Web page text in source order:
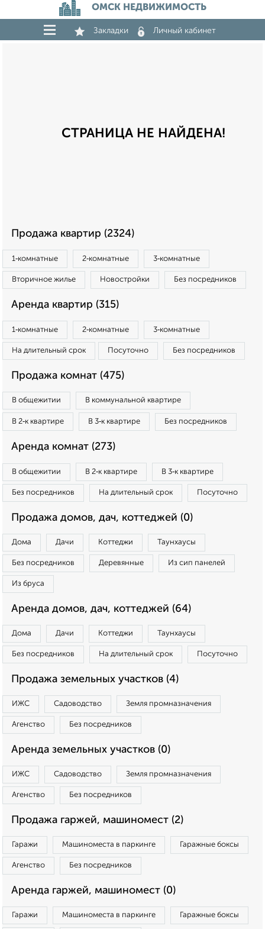
ОМСК НЕДВИЖИМОСТЬ
Закладки Личный кабинет
СТРАНИЦА НЕ НАЙДЕНА!
Продажа квартир (2324)
1‑комнатные 2‑комнатные 3‑комнатные
Вторичное жилье Новостройки Без посредников
Аренда квартир (315)
1‑комнатные 2‑комнатные 3‑комнатные
На длительный срок Посуточно Без посредников
Продажа комнат (475)
В общежитии В коммунальной квартире
В 2‑к квартире В 3‑к квартире Без посредников
Аренда комнат (273)
В общежитии В 2‑к квартире В 3‑к квартире
Без посредников На длительный срок Посуточно
Продажа домов, дач, коттеджей (0)
Дома Дачи Коттеджи Таунхаусы
Без посредников Деревянные Из сип панелей
Из бруса
Аренда домов, дач, коттеджей (64)
Дома Дачи Коттеджи Таунхаусы
Без посредников На длительный срок Посуточно
Продажа земельных участков (4)
ИЖС Садоводство Земля промназначения
Агенство Без посредников
Аренда земельных участков (0)
ИЖС Садоводство Земля промназначения
Агенство Без посредников
Продажа гаржей, машиномест (2)
Гаражи Машиноместа в паркинге Гаражные боксы
Агенство Без посредников
Аренда гаржей, машиномест (0)
Гаражи Машиноместа в паркинге Гаражные боксы